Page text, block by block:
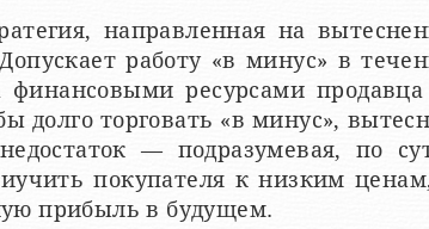
направленная на
работу «в минус» в
финансовыми ресурсами
долго торговать «в минус»,
— подразумевая, по
покупателя к низким
прибыль в будущем.